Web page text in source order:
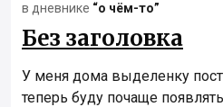
в дневнике “о чём-то”
Без заголовка
У меня дома выделенку
теперь буду почаще